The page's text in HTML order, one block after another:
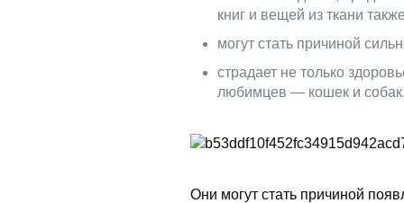
книг и вещей из ткани
могут стать причиной
страдает не только
любимцев — кошек и
Они могут стать причиной